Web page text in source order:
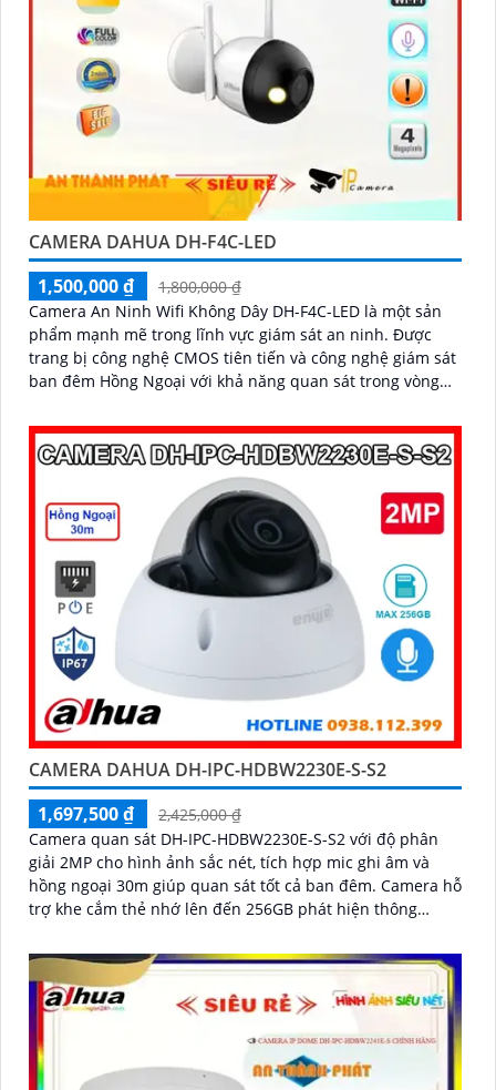
CAMERA DAHUA DH-F4C-LED
1,500,000 ₫
1,800,000 ₫
Camera An Ninh Wifi Không Dây DH-F4C-LED là một sản
phẩm mạnh mẽ trong lĩnh vực giám sát an ninh. Được
trang bị công nghệ CMOS tiên tiến và công nghệ giám sát
ban đêm Hồng Ngoại với khả năng quan sát trong vòng
CAMERA DAHUA DH-IPC-HDBW2230E-S-S2
1,697,500 ₫
2,425,000 ₫
Camera quan sát DH-IPC-HDBW2230E-S-S2 với độ phân
giải 2MP cho hình ảnh sắc nét, tích hợp mic ghi âm và
hồng ngoại 30m giúp quan sát tốt cả ban đêm. Camera hỗ
trợ khe cắm thẻ nhớ lên đến 256GB phát hiện thông
lý